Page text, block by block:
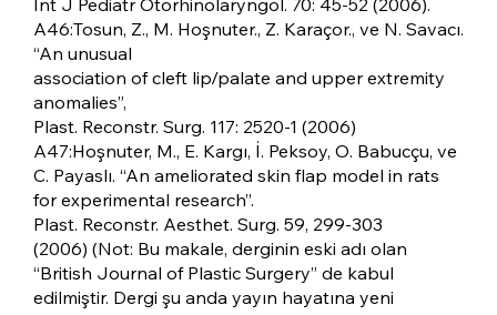
Int J Pediatr Otorhinolaryngol. 70: 45-52 (2006).
A46:Tosun, Z., M. Hoşnuter., Z. Karaçor., ve N. Savacı.
“An unusual
association of cleft lip/palate and upper extremity
anomalies”,
Plast. Reconstr. Surg. 117: 2520-1 (2006)
A47:Hoşnuter, M., E. Kargı, İ. Peksoy, O. Babucçu, ve
C. Payaslı. “An ameliorated skin flap model in rats
for experimental research”.
Plast. Reconstr. Aesthet. Surg. 59, 299-303
(2006) (Not: Bu makale, derginin eski adı olan
“British Journal of Plastic Surgery” de kabul
edilmiştir. Dergi şu anda yayın hayatına yeni